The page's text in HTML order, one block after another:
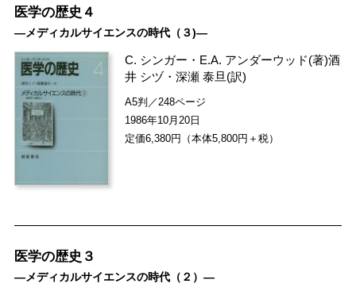
医学の歴史４
―メディカルサイエンスの時代（３)―
C. シンガー ・ E.A. アンダーウッド(著)酒
井 シヅ・深瀬 泰旦 (訳)
A5判／248ページ
1986年10月20日
定価6,380円（本体5,800円＋税）
医学の歴史３
―メディカルサイエンスの時代（２）―